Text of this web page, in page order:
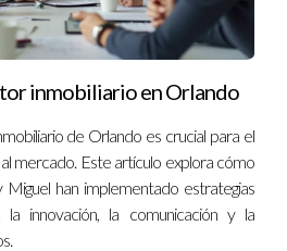
de que mi inversión
mercado exhaustivas y mantente
un equipo diverso en
aportar diferentes perspectivas y
inmobiliario en Orlando
de Orlando es crucial para el
mercado. Este artículo explora cómo
han implementado estrategias
innovación, la comunicación y la